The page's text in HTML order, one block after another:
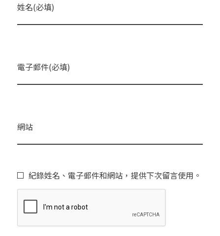
姓名(必填)
電子郵件(必填)
網站
紀錄姓名、電子郵件和網站，提供下次留言使用。